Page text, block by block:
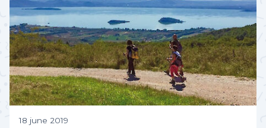
18 june 2019